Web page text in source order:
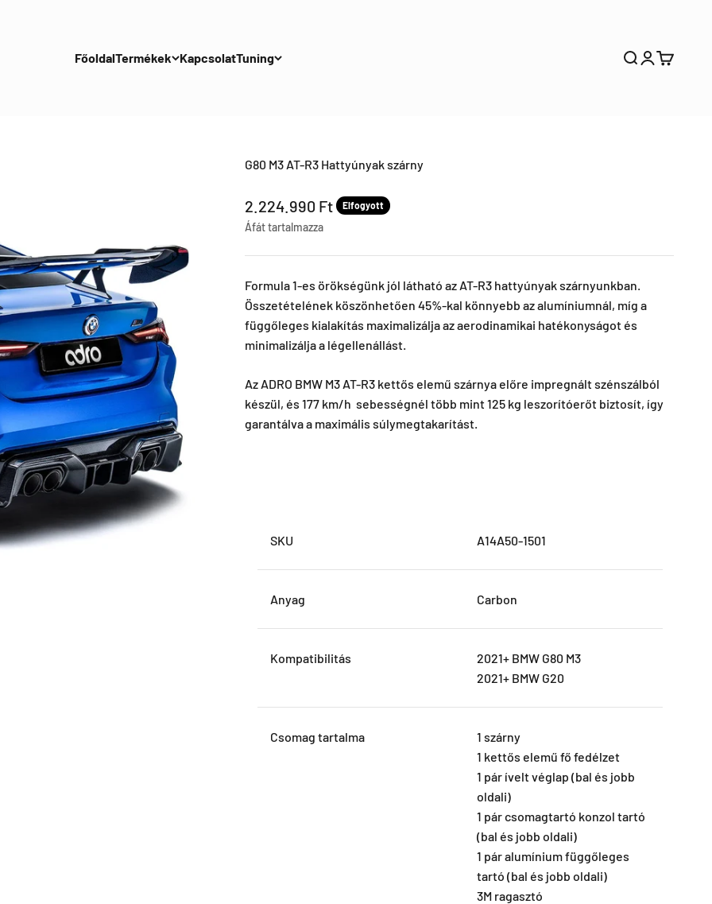
FőoldalTermékek KapcsolatTuning KeresősKosár
G80 M3 AT-R3 Hattyúnyak szárny
Leértékel ár
2.224.990 Ft Elfogyott
Áfát tartalmazza
Formula 1-es örökségünk jól látható az AT-R3 hattyúnyak szárnyunkban.
Összetételének köszönhetően 45%-kal könnyebb az alumíniumnál, míg a
függőleges kialakítás maximalizálja az aerodinamikai hatékonyságot és
minimalizálja a légellenállást.
Az ADRO BMW M3 AT-R3 kettős elemű szárnya előre impregnált szénszálból
készül, és 177 km/h sebességnél több mint 125 kg leszorítóerőt biztosít, így
garantálva a maximális súlymegtakarítást.
SKU A14A50-1501
Anyag Carbon
Kompatibilitás
2021+ BMW G80 M3
2021+ BMW G20
Csomag tartalma
1 szárny
1 kettős elemű fő fedélzet
1 pár ívelt véglap (bal és jobb
oldali)
1 pár csomagtartó konzol tartó
(bal és jobb oldali)
1 pár alumínium függőleges
tartó (bal és jobb oldali)
3M ragasztó